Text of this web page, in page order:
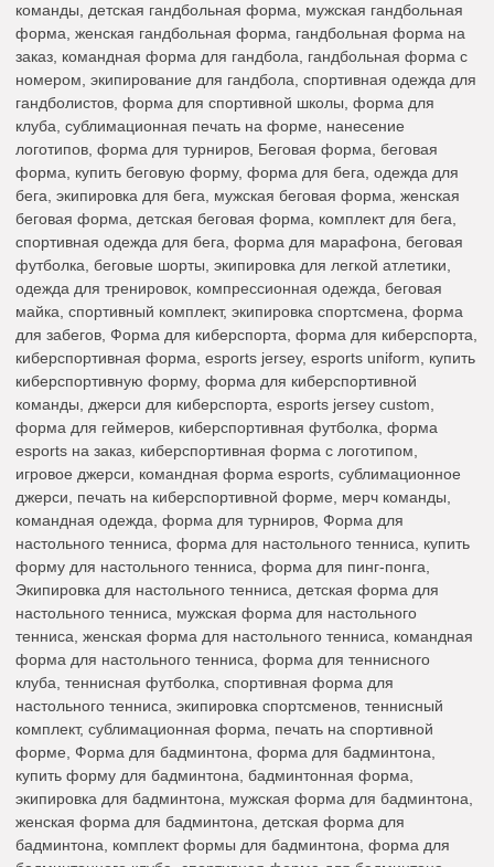
команды, детская гандбольная форма, мужская гандбольная
форма, женская гандбольная форма, гандбольная форма на
заказ, командная форма для гандбола, гандбольная форма с
номером, экипирование для гандбола, спортивная одежда для
гандболистов, форма для спортивной школы, форма для
клуба, сублимационная печать на форме, нанесение
логотипов, форма для турниров, Беговая форма, беговая
форма, купить беговую форму, форма для бега, одежда для
бега, экипировка для бега, мужская беговая форма, женская
беговая форма, детская беговая форма, комплект для бега,
спортивная одежда для бега, форма для марафона, беговая
футболка, беговые шорты, экипировка для легкой атлетики,
одежда для тренировок, компрессионная одежда, беговая
майка, спортивный комплект, экипировка спортсмена, форма
для забегов, Форма для киберспорта, форма для киберспорта,
киберспортивная форма, esports jersey, esports uniform, купить
киберспортивную форму, форма для киберспортивной
команды, джерси для киберспорта, esports jersey custom,
форма для геймеров, киберспортивная футболка, форма
esports на заказ, киберспортивная форма с логотипом,
игровое джерси, командная форма esports, сублимационное
джерси, печать на киберспортивной форме, мерч команды,
командная одежда, форма для турниров, Форма для
настольного тенниса, форма для настольного тенниса, купить
форму для настольного тенниса, форма для пинг-понга,
Экипировка для настольного тенниса, детская форма для
настольного тенниса, мужская форма для настольного
тенниса, женская форма для настольного тенниса, командная
форма для настольного тенниса, форма для теннисного
клуба, теннисная футболка, спортивная форма для
настольного тенниса, экипировка спортсменов, теннисный
комплект, сублимационная форма, печать на спортивной
форме, Форма для бадминтона, форма для бадминтона,
купить форму для бадминтона, бадминтонная форма,
экипировка для бадминтона, мужская форма для бадминтона,
женская форма для бадминтона, детская форма для
бадминтона, комплект формы для бадминтона, форма для